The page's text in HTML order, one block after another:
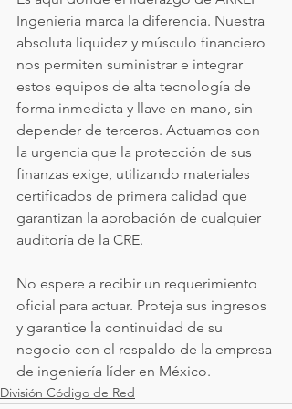
Ingeniería marca la diferencia. Nuestra
absoluta liquidez y músculo financiero
nos permiten suministrar e integrar
estos equipos de alta tecnología de
forma inmediata y llave en mano, sin
depender de terceros. Actuamos con
la urgencia que la protección de sus
finanzas exige, utilizando materiales
certificados de primera calidad que
garantizan la aprobación de cualquier
auditoría de la CRE.
No espere a recibir un requerimiento
oficial para actuar. Proteja sus ingresos
y garantice la continuidad de su
negocio con el respaldo de la empresa
de ingeniería líder en México.
División Código de Red